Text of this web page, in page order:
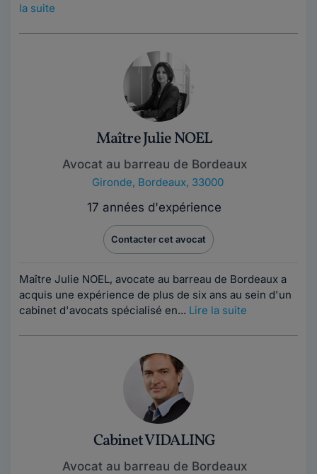
la suite
Maître Julie NOEL
Avocat au barreau de Bordeaux
Gironde, Bordeaux, 33000
17 années d'expérience
Contacter cet avocat
Maître Julie NOEL, avocate au barreau de Bordeaux a
acquis une expérience de plus de six ans au sein d'un
cabinet d'avocats spécialisé en... Lire la suite
Cabinet VIDALING
Avocat au barreau de Bordeaux